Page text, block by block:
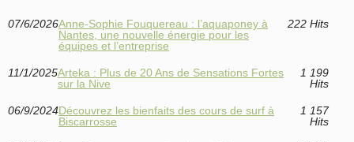
07/6/2026Anne-Sophie Fouquereau : l’aquaponey à
Nantes, une nouvelle énergie pour les
équipes et l’entreprise
222 Hits
11/1/2025Arteka : Plus de 20 Ans de Sensations Fortes
sur la Nive
1 199
Hits
06/9/2024Découvrez les bienfaits des cours de surf à
Biscarrosse
1 157
Hits